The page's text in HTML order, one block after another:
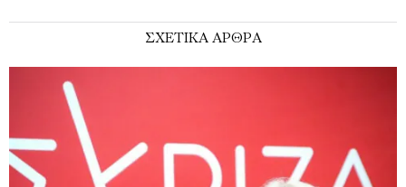
ΣΧΕΤΙΚΑ ΑΡΘΡΑ